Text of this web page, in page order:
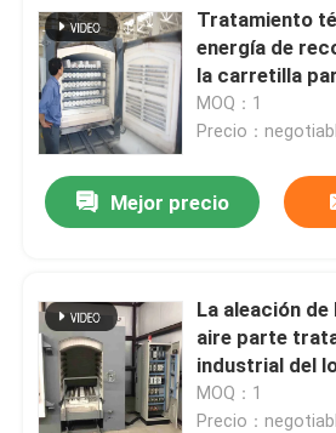
Tratamiento
energía de
la carretilla
mecánicas
MOQ：1
Precio：
Mejor precio
La aleación
aire parte
industrial del
fijo y una
MOQ：1
Precio：